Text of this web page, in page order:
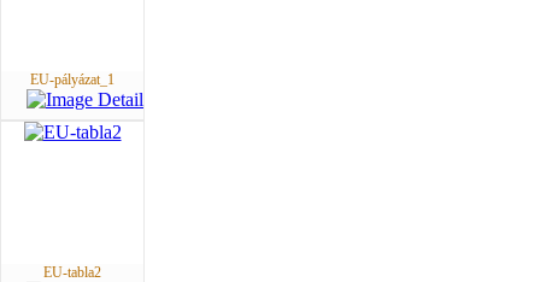
EU-pályázat_1
EU-tabla2